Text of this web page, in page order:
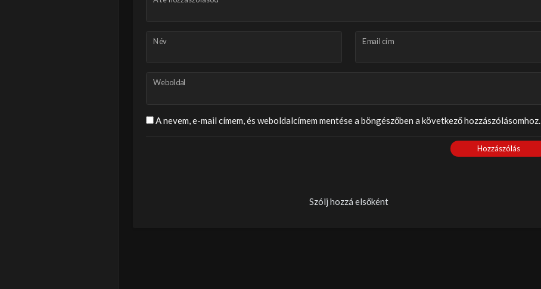
Név Email cím
Weboldal
A nevem, e-mail címem, és weboldalcímem mentése a böngészőben a következő hozzászólásomhoz.
Hozzászólás
Szólj hozzá elsőként